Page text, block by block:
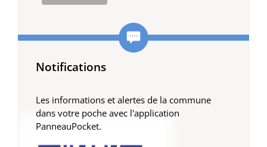
Notifications
Les informations et alertes de la commune
dans votre poche avec l'application
PanneauPocket.